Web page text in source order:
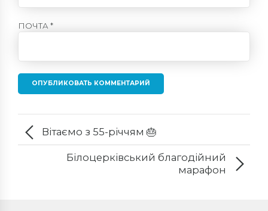
ПОЧТА *
ОПУБЛИКОВАТЬ КОММЕНТАРИЙ
Вітаємо з 55-річчям 🎂
Білоцерківський благодійний
марафон